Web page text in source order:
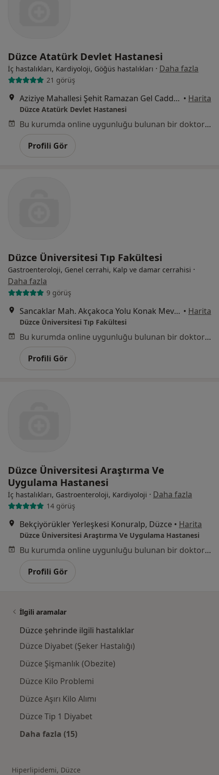
Düzce Atatürk Devlet Hastanesi
İç hastalıkları, Kardiyoloji, Göğüs hastalıkları · Daha fazla
21 görüş
Aziziye Mahallesi Şehit Ramazan Gel Caddesi No:7, Düzce • Harita
Düzce Atatürk Devlet Hastanesi
Bu kurumda online uygunluğu bulunan bir doktor veya uzman bulunamadı
Profili Gör
Düzce Üniversitesi Tıp Fakültesi
Gastroenteroloji, Genel cerrahi, Kalp ve damar cerrahisi ·
Daha fazla
9 görüş
Sancaklar Mah. Akçakoca Yolu Konak Mevkii, Düzce • Harita
Düzce Üniversitesi Tıp Fakültesi
Bu kurumda online uygunluğu bulunan bir doktor veya uzman bulunamadı
Profili Gör
Düzce Üniversitesi Araştırma Ve
Uygulama Hastanesi
İç hastalıkları, Gastroenteroloji, Kardiyoloji · Daha fazla
14 görüş
Bekçiyörükler Yerleşkesi Konuralp, Düzce • Harita
Düzce Üniversitesi Araştırma Ve Uygulama Hastanesi
Bu kurumda online uygunluğu bulunan bir doktor veya uzman bulunamadı
Profili Gör
İlgili aramalar
Düzce şehrinde ilgili hastalıklar
Düzce Diyabet (Şeker Hastalığı)
Düzce Şişmanlık (Obezite)
Düzce Kilo Problemi
Düzce Aşırı Kilo Alımı
Düzce Tip 1 Diyabet
Daha fazla (15)
Hiperlipidemi, Düzce